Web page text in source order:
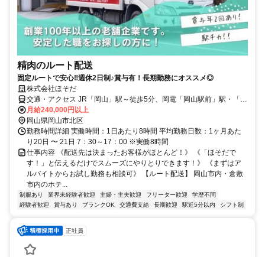
精肉のルート配送
固定ルートで安心‼週休2日制♪賞与有！長期勤務にオススメ◎
株式会社ほそだ
交通・アクセス JR「岡山」駅～徒歩5分、岡電「岡山駅前」駅・「西
川緑道公園駅」より徒歩5分 バイク通勤OK
月給240,000円以上
岡山県岡山市北区
勤務時間詳細 実働時間：1日あたり8時間 平均勤務日数：1ヶ月あた
り20日 〜 21日 7：30～17：00 ※実働8時間
仕事内容 《配送先は決まったお客様がほとんど！》 《「ほそだで
す！」と伝えるだけでスムーズにやりとりできます！》 《まずはア
ルバイトからお試し勤務も相談可》 【ルート配送】 岡山市内・倉敷
市内のホテ...
制服あり 業界未経験者歓迎 主婦・主夫歓迎 フリーター歓迎
学歴不問
経験者歓迎
賞与あり ブランクOK 交通費支給 長期歓迎 駅近5分以内 シフト制
正社員